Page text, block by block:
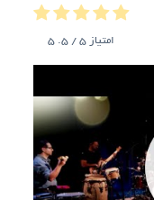
امتیاز 5
/ 5.
5